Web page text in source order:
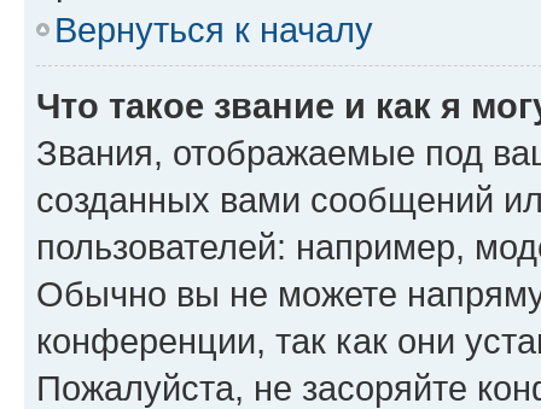
Вернуться к началу
Что такое звание и как я
Звания, отображаемые под
созданных вами сообщений
пользователей: например,
Обычно вы не можете
конференции, так как они
Пожалуйста, не засоряйте